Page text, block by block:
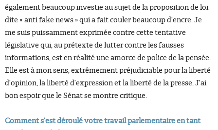
également beaucoup investie au sujet de la proposition de loi
dite « anti fake news » qui a fait couler beaucoup d’encre. Je
me suis puissamment exprimée contre cette tentative
législative qui, au prétexte de lutter contre les fausses
informations, est en réalité une amorce de police de la pensée.
Elle est à mon sens, extrêmement préjudiciable pour la liberté
d’opinion, la liberté d’expression et la liberté de la presse. J’ai
bon espoir que le Sénat se montre critique.
Comment s’est déroulé votre travail parlementaire en tant